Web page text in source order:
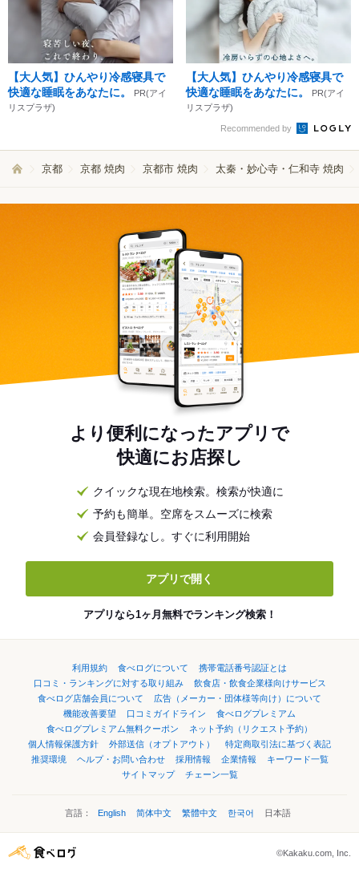
【大人気】ひんやり冷感寝具で
快適な睡眠をあなたに。
PR(アイ
リスプラザ)
【大人気】ひんやり冷感寝具で
快適な睡眠をあなたに。
PR(アイ
リスプラザ)
Recommended by
京都 京都 焼肉 京都市 焼肉 太秦・妙心寺・仁和寺 焼肉
より便利になったアプリで
快適にお店探し
クイックな現在地検索。検索が快適に
予約も簡単。空席をスムーズに検索
会員登録なし。すぐに利用開始
アプリで開く
アプリなら1ヶ月無料でランキング検索！
利用規約 食べログについて
携帯電話番号認証とは
口コミ・ランキングに対する取り組み
飲食店・飲食企業様向けサービス
食べログ店舗会員について
広告（メーカー・団体様等向け）について
機能改善要望
口コミガイドライン
食べログプレミアム
食べログプレミアム無料クーポン
ネット予約（リクエスト予約）
個人情報保護方針
外部送信（オプトアウト）
特定商取引法に基づく表記
推奨環境
ヘルプ・お問い合わせ 採用情報 企業情報
キーワード一覧
サイトマップ
チェーン一覧
言語： English 简体中文 繁體中文 한국어 日本語
©Kakaku.com, Inc.